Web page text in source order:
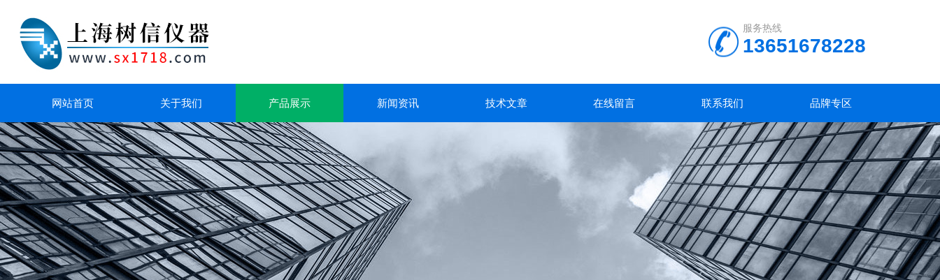
服务热线
13651678228
网站首页 关于我们 产品展示 新闻资讯 技术文章 在线留言 联系我们 品牌专区